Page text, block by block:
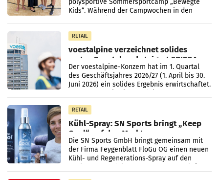
Kids“. Während der Campwochen in den
RETAIL
voestalpine verzeichnet solides
erstes Quartal und steigert EBITDA
Der voestalpine-Konzern hat im 1. Quartal
des Geschäftsjahres 2026/27 (1. April bis 30.
Juni 2026) ein solides Ergebnis erwirtschaftet.
RETAIL
Kühl-Spray: SN Sports bringt „Keep
Cool“ auf den Markt
Die SN Sports GmbH bringt gemeinsam mit
der Firma Feygenblatt FloGu OG einen neuen
Kühl- und Regenerations-Spray auf den